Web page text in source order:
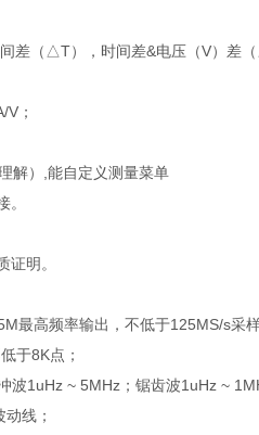
（△T），时间差&电压（V）差
；
解）,能自定义测量菜单
明。
最高频率输出，不低于125MS/s采样
于8K点；
1uHz ~ 5MHz；锯齿波1uHz ~
线；